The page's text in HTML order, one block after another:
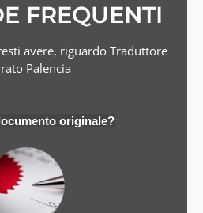
FREQUENTI
avere, riguardo Traduttore
Palencia
originale?